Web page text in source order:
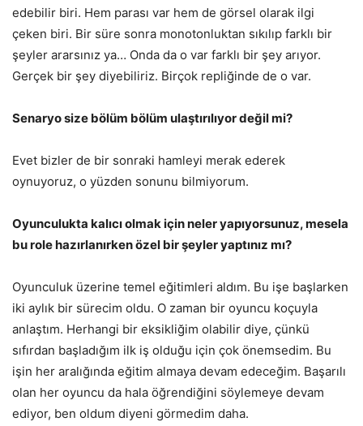
edebilir biri. Hem parası var hem de görsel olarak ilgi
çeken biri. Bir süre sonra monotonluktan sıkılıp farklı bir
şeyler ararsınız ya… Onda da o var farklı bir şey arıyor.
Gerçek bir şey diyebiliriz. Birçok repliğinde de o var.
Senaryo size bölüm bölüm ulaştırılıyor değil mi?
Evet bizler de bir sonraki hamleyi merak ederek
oynuyoruz, o yüzden sonunu bilmiyorum.
Oyunculukta kalıcı olmak için neler yapıyorsunuz, mesela
bu role hazırlanırken özel bir şeyler yaptınız mı?
Oyunculuk üzerine temel eğitimleri aldım. Bu işe başlarken
iki aylık bir sürecim oldu. O zaman bir oyuncu koçuyla
anlaştım. Herhangi bir eksikliğim olabilir diye, çünkü
sıfırdan başladığım ilk iş olduğu için çok önemsedim. Bu
işin her aralığında eğitim almaya devam edeceğim. Başarılı
olan her oyuncu da hala öğrendiğini söylemeye devam
ediyor, ben oldum diyeni görmedim daha.